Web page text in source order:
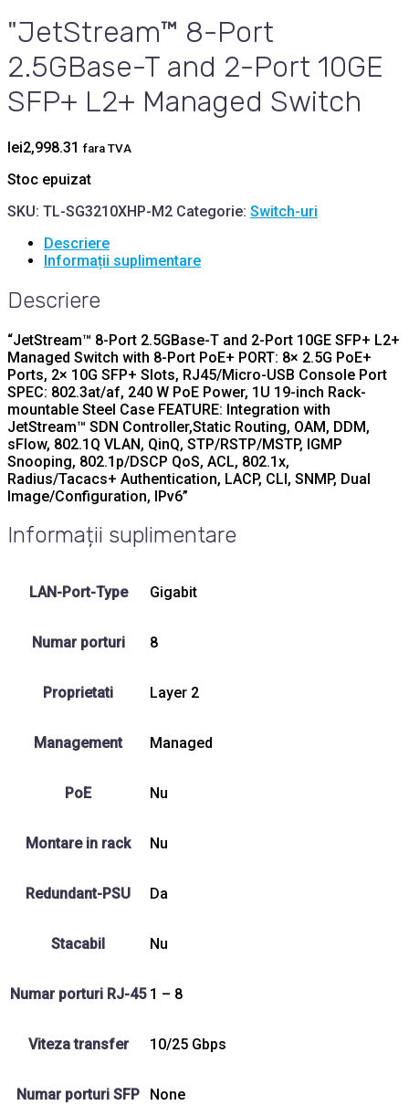
"JetStream™ 8-Port
2.5GBase-T and 2-Port 10GE
SFP+ L2+ Managed Switch
lei2,998.31 fara TVA
Stoc epuizat
SKU: TL-SG3210XHP-M2 Categorie: Switch-uri
Descriere
Informații suplimentare
Descriere
“JetStream™ 8-Port 2.5GBase-T and 2-Port 10GE SFP+ L2+
Managed Switch with 8-Port PoE+ PORT: 8× 2.5G PoE+
Ports, 2× 10G SFP+ Slots, RJ45/Micro-USB Console Port
SPEC: 802.3at/af, 240 W PoE Power, 1U 19-inch Rack-
mountable Steel Case FEATURE: Integration with
JetStream™ SDN Controller,Static Routing, OAM, DDM,
sFlow, 802.1Q VLAN, QinQ, STP/RSTP/MSTP, IGMP
Snooping, 802.1p/DSCP QoS, ACL, 802.1x,
Radius/Tacacs+ Authentication, LACP, CLI, SNMP, Dual
Image/Configuration, IPv6”
Informații suplimentare
LAN-Port-Type Gigabit
Numar porturi 8
Proprietati Layer 2
Management Managed
PoE Nu
Montare in rack Nu
Redundant-PSU Da
Stacabil Nu
Numar porturi RJ-45 1 – 8
Viteza transfer 10/25 Gbps
Numar porturi SFP None